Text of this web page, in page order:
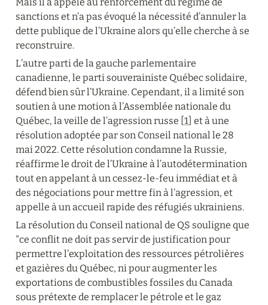
sanctions et n’a pas évoqué la nécessité d’annuler la
dette publique de l’Ukraine alors qu’elle cherche à se
reconstruire.
L’autre parti de la gauche parlementaire
canadienne, le parti souverainiste Québec solidaire,
défend bien sûr l’Ukraine. Cependant, il a limité son
soutien à une motion à l’Assemblée nationale du
Québec, la veille de l’agression russe [1] et à une
résolution adoptée par son Conseil national le 28
mai 2022. Cette résolution condamne la Russie,
réaffirme le droit de l’Ukraine à l’autodétermination
tout en appelant à un cessez-le-feu immédiat et à
des négociations pour mettre fin à l’agression, et
appelle à un accueil rapide des réfugiés ukrainiens.
La résolution du Conseil national de QS souligne que
"ce conflit ne doit pas servir de justification pour
permettre l’exploitation des ressources pétrolières
et gazières du Québec, ni pour augmenter les
exportations de combustibles fossiles du Canada
sous prétexte de remplacer le pétrole et le gaz